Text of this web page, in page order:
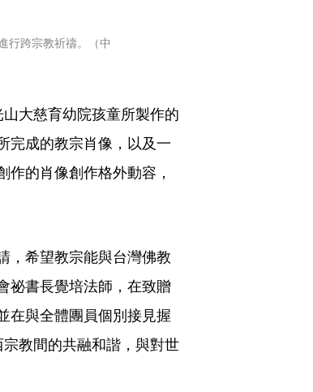
行跨宗教祈禱。（中
大慈育幼院孩童所製作的
完成的教宗肖像，以及一
的肖像創作格外動容，
，希望教宗能與台灣佛教
祕書長覺培法師，在致贈
在與全體團員個別接見握
教間的共融和諧，與對世